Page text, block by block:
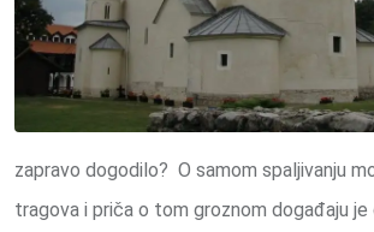
zapravo dogodilo? O samom spaljivanju
tragova i priča o tom groznom događaju je